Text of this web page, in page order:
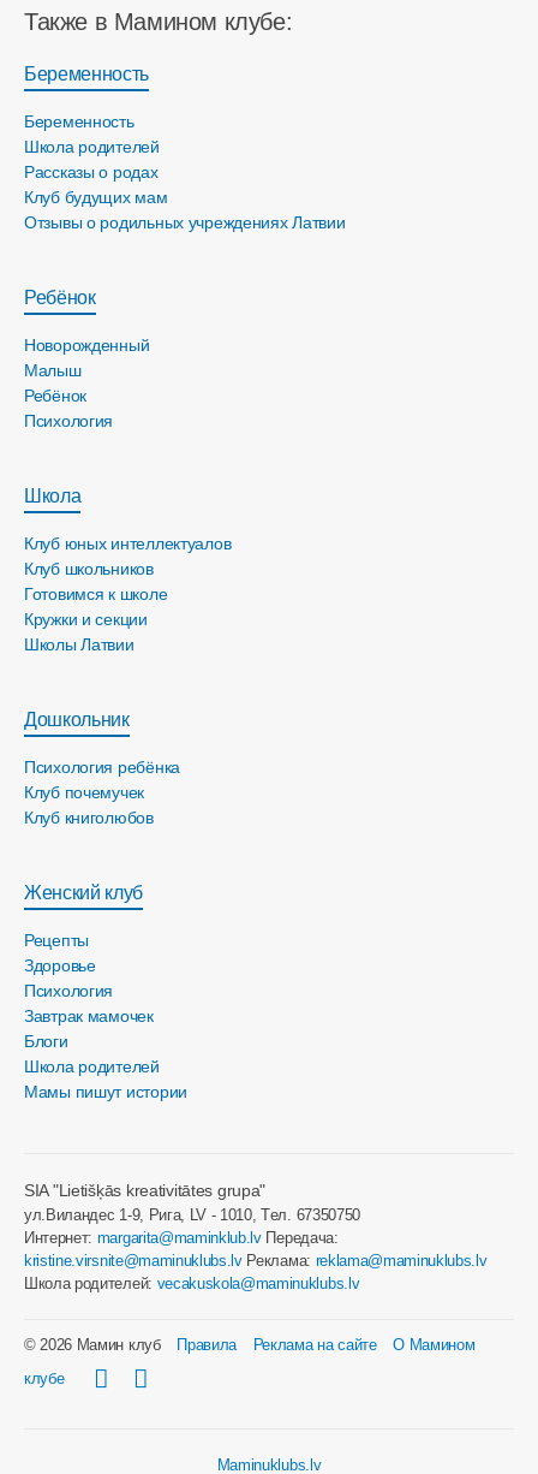
Также в Мамином клубе:
Беременность
Беременность
Школа родителей
Рассказы о родах
Клуб будущих мам
Отзывы о родильных учреждениях Латвии
Ребёнок
Новорожденный
Малыш
Ребёнок
Психология
Школа
Клуб юных интеллектуалов
Клуб школьников
Готовимся к школе
Кружки и секции
Школы Латвии
Дошкольник
Психология ребёнка
Клуб почемучек
Клуб книголюбов
Женский клуб
Рецепты
Здоровье
Психология
Завтрак мамочек
Блоги
Школа родителей
Мамы пишут истории
SIA "Lietišķās kreativitātes grupa"
ул.Виландес 1-9, Рига, LV - 1010, Tел. 67350750
Интернет: margarita@maminklub.lvПередача:
kristine.virsnite@maminuklubs.lvРеклама: reklama@maminuklubs.lv
Школа родителей: vecakuskola@maminuklubs.lv
© 2026 Мамин клуб Правила Реклама на сайте
О Мамином
клубе
Maminuklubs.lv